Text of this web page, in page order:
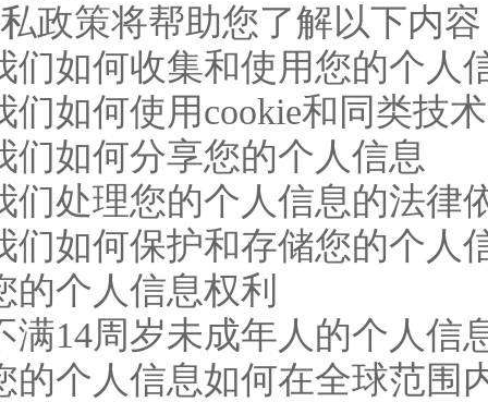
政策将帮助您了解以下内
们如何收集和使用您的个人
们如何使用cookie和同类技术
们如何分享您的个人信息
们处理您的个人信息的法律
们如何保护和存储您的个人
的个人信息权利
满14周岁未成年人的个人信
的个人信息如何在全球范围